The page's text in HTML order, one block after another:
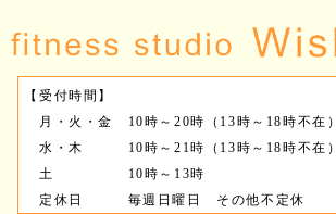
【受付時間】
月・火・金 10時～20時（13時～18時不在）
水・木 10時～21時（13時～18時不在）
土 10時～13時
定休日 毎週日曜日 その他不定休